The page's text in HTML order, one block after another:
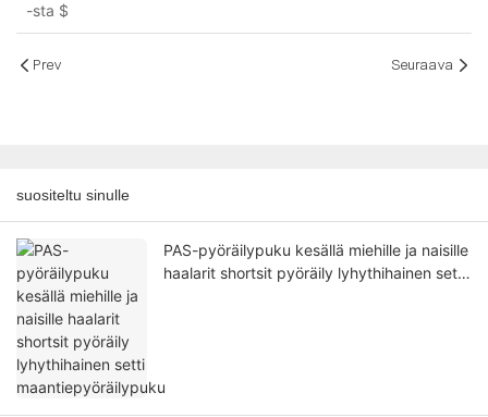
-sta $
Prev Seuraava
suositeltu sinulle
PAS-pyöräilypuku kesällä miehille ja naisille
haalarit shortsit pyöräily lyhythihainen setti